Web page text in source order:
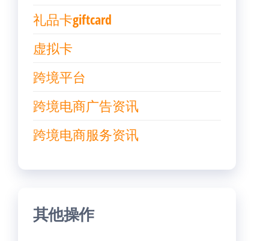
礼品卡giftcard
虚拟卡
跨境平台
跨境电商广告资讯
跨境电商服务资讯
其他操作